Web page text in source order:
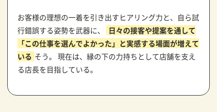
お客様の理想の一着を引き出すヒアリング力と、自ら試
行錯誤する姿勢を武器に、
日々の接客や提案を通して
「この仕事を選んでよかった」と実感する場面が増えて
いる そう。 現在は、縁の下の力持ちとして店舗を支え
る店長を目指している。